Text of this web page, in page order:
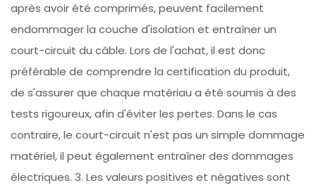
après avoir été comprimés, peuvent facilement
endommager la couche d'isolation et entraîner un
court-circuit du câble. Lors de l'achat, il est donc
préférable de comprendre la certification du produit,
de s'assurer que chaque matériau a été soumis à des
tests rigoureux, afin d'éviter les pertes. Dans le cas
contraire, le court-circuit n'est pas un simple dommage
matériel, il peut également entraîner des dommages
électriques. 3. Les valeurs positives et négatives sont